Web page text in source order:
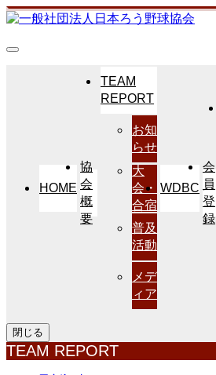
HOME
協
会
概
要
TEAM
REPORT
お知
らせ
大
会・
合宿
普及
活動
メデ
ィア
WDBC
会
員
登
録
閉じる
TEAM REPORT